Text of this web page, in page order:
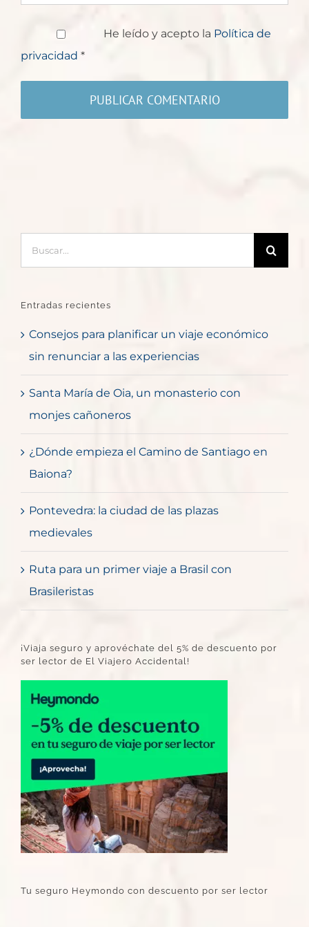
He leído y acepto la Política de
privacidad *
Entradas recientes
Consejos para planificar un viaje económico
sin renunciar a las experiencias
Santa María de Oia, un monasterio con
monjes cañoneros
¿Dónde empieza el Camino de Santiago en
Baiona?
Pontevedra: la ciudad de las plazas
medievales
Ruta para un primer viaje a Brasil con
Brasileristas
¡Viaja seguro y aprovéchate del 5% de descuento por
ser lector de El Viajero Accidental!
Tu seguro Heymondo con descuento por ser lector